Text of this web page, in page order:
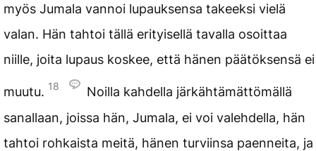
myös Jumala vannoi lupauksensa takeeksi vielä
valan. Hän tahtoi tällä erityisellä tavalla osoittaa
niille, joita lupaus koskee, että hänen päätöksensä ei
muutu. 18
Noilla kahdella järkähtämättömällä
sanallaan, joissa hän, Jumala, ei voi valehdella, hän
tahtoi rohkaista meitä, hänen turviinsa paenneita, ja